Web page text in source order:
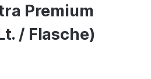
Premium
/ Flasche)